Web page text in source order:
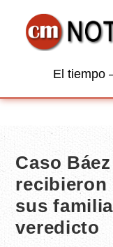
El tiempo
Caso
recibieron
sus
veredicto